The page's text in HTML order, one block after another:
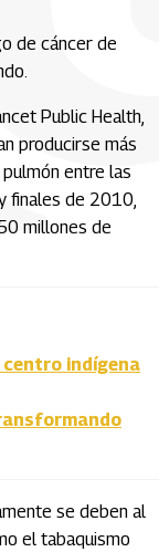
de cáncer de
Public Health,
producirse más
entre las
finales de 2010,
millones de
indígena
se deben al
el tabaquismo